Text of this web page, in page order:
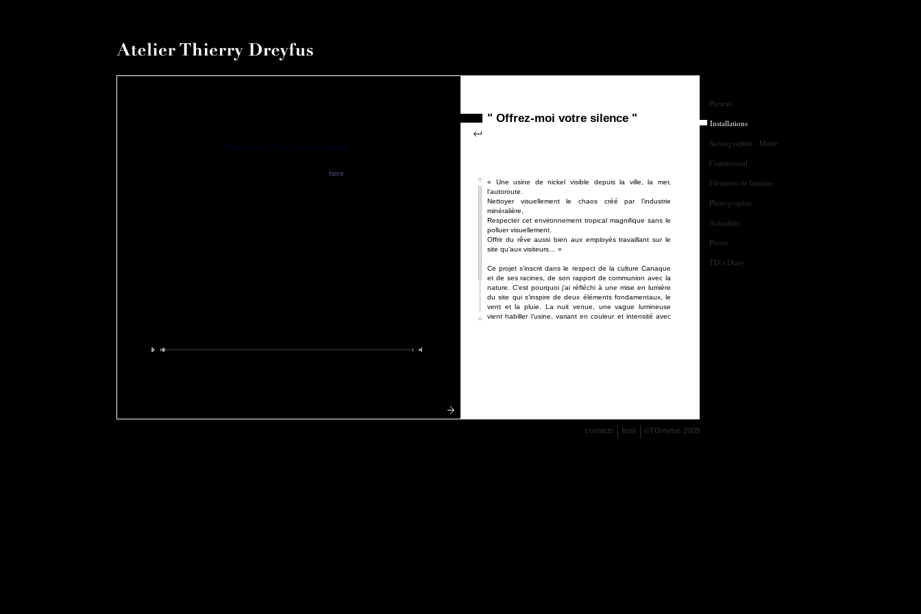
Flash version 9,0 or greater is required
here
mute
" Offrez-moi votre silence "
« Une usine de nickel visible depuis la ville, la mer,
l’autoroute.
Nettoyer visuellement le chaos créé par l’industrie
minéralière,
Respecter cet environnement tropical magnifique sans le
polluer visuellement.
Offrir du rêve aussi bien aux employés travaillant sur le
site qu’aux visiteurs… »
Ce projet s’inscrit dans le respect de la culture Canaque
et de ses racines, de son rapport de communion avec la
nature. C’est pourquoi j’ai réfléchi à une mise en lumière
du site qui s’inspire de deux éléments fondamentaux, le
vent et la pluie. La nuit venue, une vague lumineuse
vient habiller l’usine, variant en couleur et intensité avec
contacts liens ©TDreyfus 2009
Portrait
Installations
Scénographie - Mode
Commercial
Eléments de lumière
Photographie
Actualités
Presse
TD’s Diary